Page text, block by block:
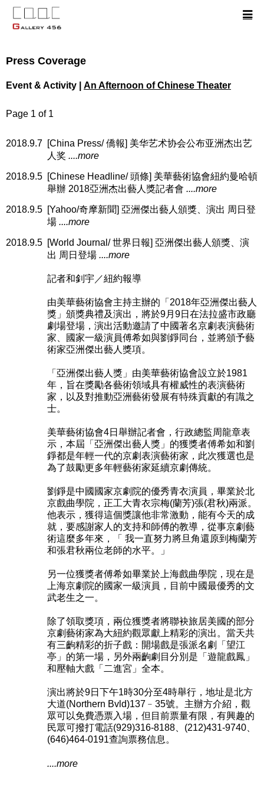
Press Coverage
Event & Activity | An Afternoon of Chinese Theater
Page 1 of 1
2018.9.7 [China Press/ 僑報] 美华艺术协会公布亚洲杰出艺
人奖 ....more
2018.9.5 [Chinese Headline/ 頭條] 美華藝術協會紐約曼哈頓
舉辦 2018亞洲杰出藝人獎記者會 ....more
2018.9.5 [Yahoo/奇摩新聞] 亞洲傑出藝人頒獎、演出 周日登
場 ....more
2018.9.5 [World Journal/ 世界日報] 亞洲傑出藝人頒獎、演
出 周日登場 ....more
記者和釗宇／紐約報導
由美華藝術協會主持主辦的「2018年亞洲傑出藝人
獎」頒獎典禮及演出，將於9月9日在法拉盛市政廳
劇場登場，演出活動邀請了中國著名京劇表演藝術
家、國家一級演員傅希如與劉錚同台，並將頒予藝
術家亞洲傑出藝人獎項。
「亞洲傑出藝人獎」由美華藝術協會設立於1981
年，旨在獎勵各藝術領域具有權威性的表演藝術
家，以及對推動亞洲藝術發展有特殊貢獻的有識之
士。
美華藝術協會4日舉辦記者會，行政總監周龍章表
示，本屆「亞洲傑出藝人獎」的獲獎者傅希如和劉
錚都是年輕一代的京劇表演藝術家，此次獲選也是
為了鼓勵更多年輕藝術家延續京劇傳統。
劉錚是中國國家京劇院的優秀青衣演員，畢業於北
京戲曲學院，正工大青衣宗梅(蘭芳)張(君秋)兩派。
他表示，獲得這個獎讓他非常激動，能有今天的成
就，要感謝家人的支持和師傅的教導，從事京劇藝
術這麼多年來，「 我一直努力將旦角還原到梅蘭芳
和張君秋兩位老師的水平。」
另一位獲獎者傅希如畢業於上海戲曲學院，現在是
上海京劇院的國家一級演員，目前中國最優秀的文
武老生之一。
除了領取獎項，兩位獲獎者將聯袂旅居美國的部分
京劇藝術家為大紐約觀眾獻上精彩的演出。當天共
有三齣精彩的折子戲：開場戲是張派名劇「望江
亭」的第一場，另外兩齣劇目分別是「遊龍戲鳳」
和壓軸大戲「二進宮」全本。
演出將於9日下午1時30分至4時舉行，地址是北方
大道(Northern Bvld)137﹣35號。主辦方介紹，觀
眾可以免費憑票入場，但目前票量有限，有興趣的
民眾可撥打電話(929)316-8188、(212)431-9740、
(646)464-0191查詢票務信息。
....more